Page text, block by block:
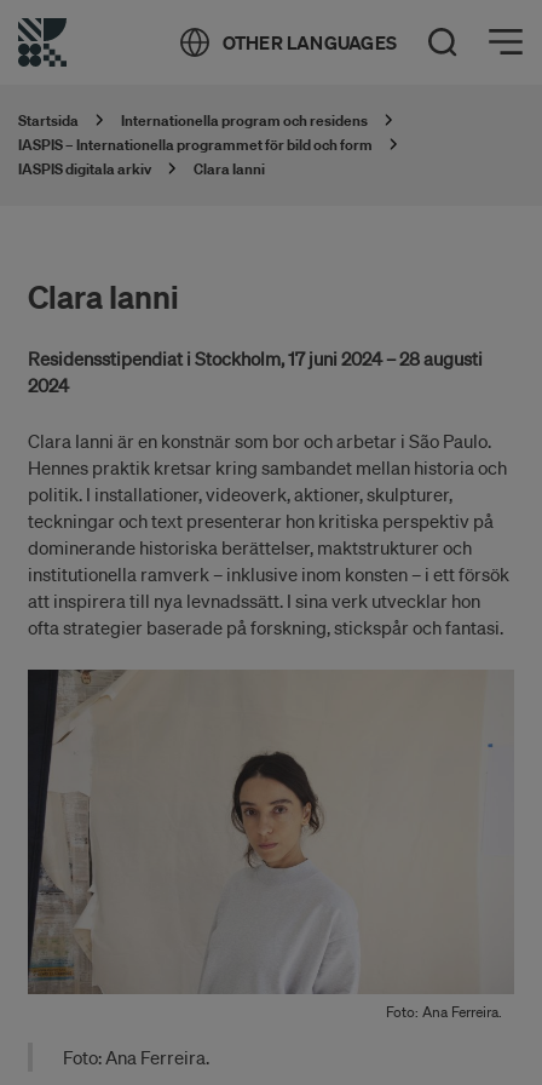
OTHER LANGUAGES Öppna sök
Öppna meny
Startsida
Internationella program och residens
IASPIS – Internationella programmet för bild och form
IASPIS digitala arkiv
Clara Ianni
Clara Ianni
Residensstipendiat i Stockholm, 17 juni 2024 – 28 augusti
2024
Clara Ianni är en konstnär som bor och arbetar i São Paulo.
Hennes praktik kretsar kring sambandet mellan historia och
politik. I installationer, videoverk, aktioner, skulpturer,
teckningar och text presenterar hon kritiska perspektiv på
dominerande historiska berättelser, maktstrukturer och
institutionella ramverk – inklusive inom konsten – i ett försök
att inspirera till nya levnadssätt. I sina verk utvecklar hon
ofta strategier baserade på forskning, stickspår och fantasi.
Foto: Ana Ferreira.
Foto: Ana Ferreira.